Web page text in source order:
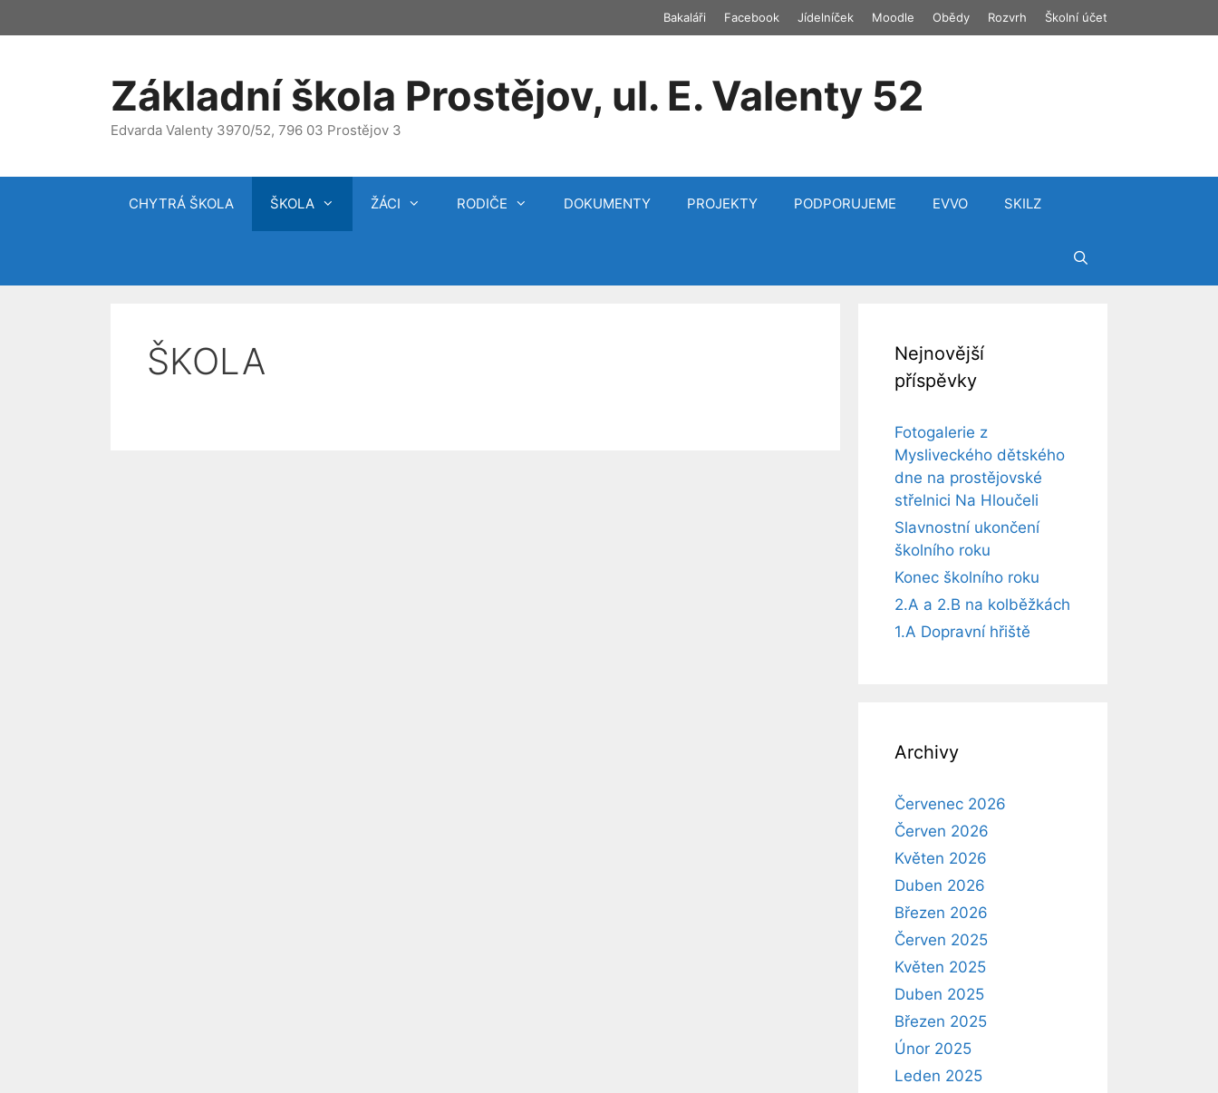
na
Bakaláři Facebook Jídelníček Moodle Obědy Rozvrh Školní účet
Základní škola Prostějov, ul. E. Valenty 52
Edvarda Valenty 3970/52, 796 03 Prostějov 3
CHYTRÁ ŠKOLA ŠKOLA ŽÁCI RODIČE DOKUMENTY PROJEKTY PODPORUJEME EVVO SKILZ
ŠKOLA
Nejnovější
příspěvky
Fotogalerie z
Mysliveckého dětského
dne na prostějovské
střelnici Na Hloučeli
Slavnostní ukončení
školního roku
Konec školního roku
2.A a 2.B na kolběžkách
1.A Dopravní hřiště
Archivy
Červenec 2026
Červen 2026
Květen 2026
Duben 2026
Březen 2026
Červen 2025
Květen 2025
Duben 2025
Březen 2025
Únor 2025
Leden 2025